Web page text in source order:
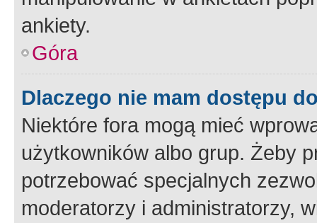
ankiety.
Góra
Dlaczego nie mam dostępu
Niektóre fora mogą mieć
użytkowników albo grup. Żeby
potrzebować specjalnych
moderatorzy i administratorzy,